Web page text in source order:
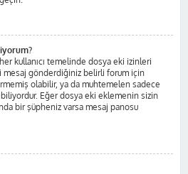
kullanıcı temelinde dosya eki izinleri
mesaj gönderdiğiniz belirli forum için
olabilir, ya da muhtemelen sadece
Eğer dosya eki eklemenin sizin
bir şüpheniz varsa mesaj panosu